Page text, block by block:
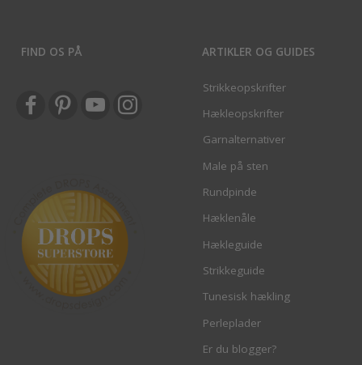
FIND OS PÅ ARTIKLER OG GUIDES
Strikkeopskrifter
Hækleopskrifter
Garnalternativer
Male på sten
Rundpinde
Hæklenåle
Hækleguide
Strikkeguide
Tunesisk hækling
Perleplader
Er du blogger?